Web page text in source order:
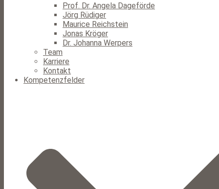
Prof. Dr. Angela Dageförde
Jörg Rüdiger
Maurice Reichstein
Jonas Kröger
Dr. Johanna Werpers
Team
Karriere
Kontakt
Kompetenzfelder